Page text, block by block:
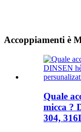
Accoppiamenti è
Quale
micca ?
304,